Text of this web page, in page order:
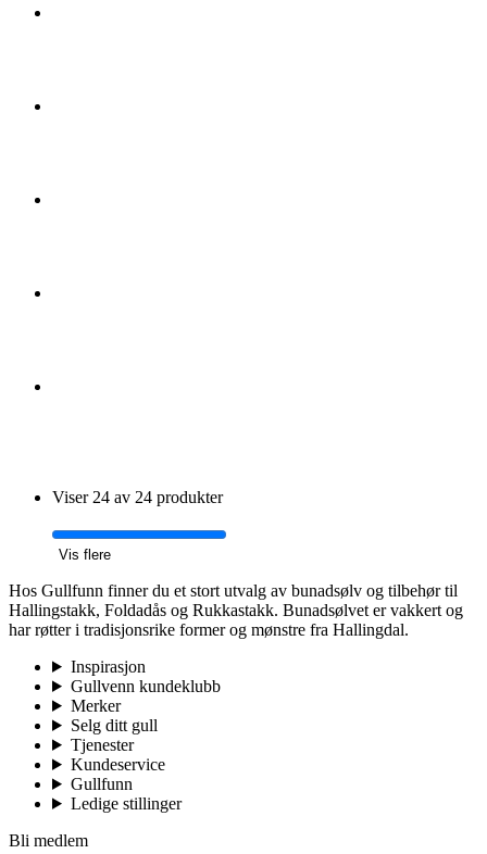
Viser 24 av 24 produkter
Vis flere
Hos Gullfunn finner du et stort utvalg av bunadsølv og tilbehør til
Hallingstakk, Foldadås og Rukkastakk. Bunadsølvet er vakkert og
har røtter i tradisjonsrike former og mønstre fra Hallingdal.
Inspirasjon
Gullvenn kundeklubb
Merker
Selg ditt gull
Tjenester
Kundeservice
Gullfunn
Ledige stillinger
Bli medlem